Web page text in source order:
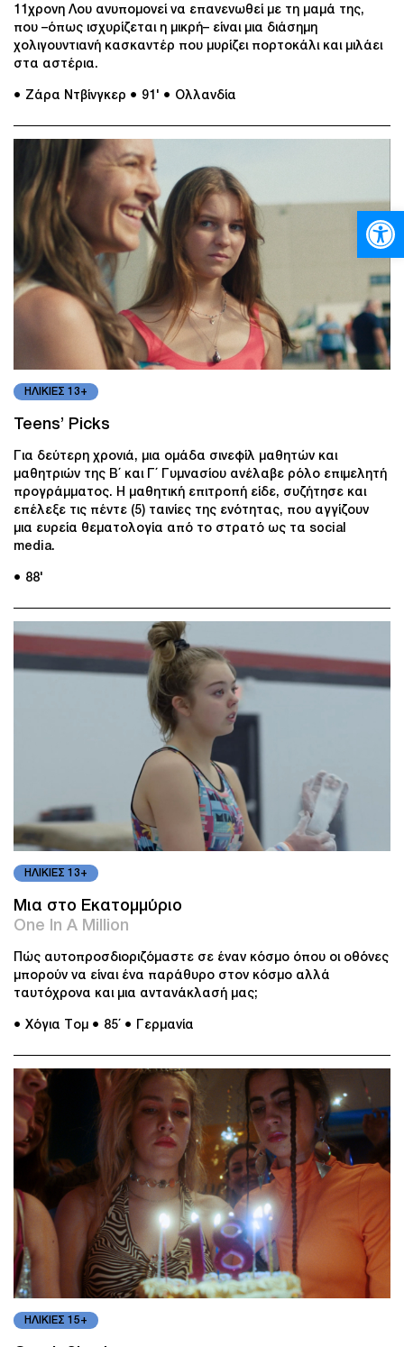
11χρονη Λου ανυπομονεί να επανενωθεί με τη μαμά της,
που –όπως ισχυρίζεται η μικρή– είναι μια διάσημη
χολιγουντιανή κασκαντέρ που μυρίζει πορτοκάλι και μιλάει
στα αστέρια.
● Ζάρα Ντβίνγκερ ● 91' ● Ολλανδία
ΗΛΙΚΙΕΣ 13+
Teens’ Picks
Για δεύτερη χρονιά, μια ομάδα σινεφίλ μαθητών και
μαθητριών της B΄ και Γ΄ Γυμνασίου ανέλαβε ρόλο επιμελητή
προγράμματος. Η μαθητική επιτροπή είδε, συζήτησε και
επέλεξε τις πέντε (5) ταινίες της ενότητας, που αγγίζουν
μια ευρεία θεματολογία από το στρατό ως τα social
media.
● 88'
ΗΛΙΚΙΕΣ 13+
Μια στο Εκατομμύριο
One In A Million
Πώς αυτοπροσδιοριζόμαστε σε έναν κόσμο όπου οι οθόνες
μπορούν να είναι ένα παράθυρο στον κόσμο αλλά
ταυτόχρονα και μια αντανάκλασή μας;
● Χόγια Τομ ● 85΄ ● Γερμανία
ΗΛΙΚΙΕΣ 15+